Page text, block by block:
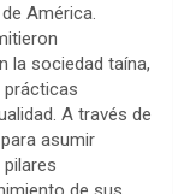
América.
la sociedad taína,
prácticas
A través de
asumir